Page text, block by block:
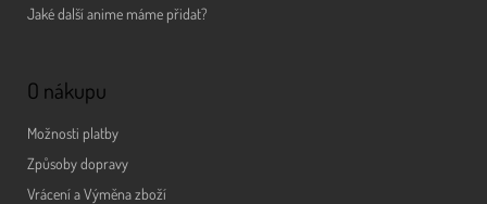
Jaké další anime máme přidat?
O nákupu
Možnosti platby
Způsoby dopravy
Vrácení a Výměna zboží